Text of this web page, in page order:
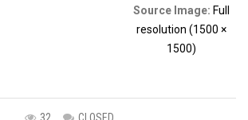
Source Image: Full
resolution (1500 ×
1500)